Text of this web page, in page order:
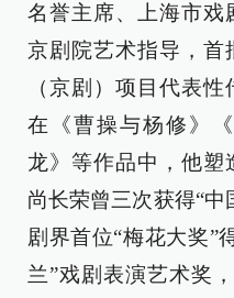
名誉主席、上海市戏
京剧院艺术指导，首
（京剧）项目代表
在《曹操与杨修》
龙》等作品中，他塑
尚长荣曾三次获得“中
剧界首位“梅花大奖”
兰”戏剧表演艺术奖